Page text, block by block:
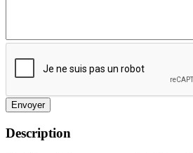
Envoyer
Description